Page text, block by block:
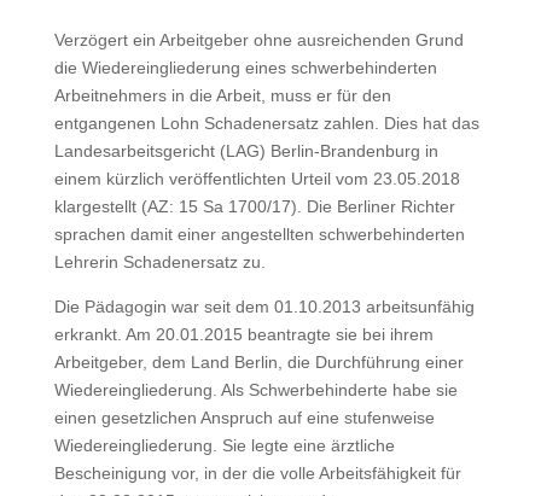
Verzögert ein Arbeitgeber ohne ausreichenden Grund
die Wiedereingliederung eines schwerbehinderten
Arbeitnehmers in die Arbeit, muss er für den
entgangenen Lohn Schadenersatz zahlen. Dies hat das
Landesarbeitsgericht (LAG) Berlin-Brandenburg in
einem kürzlich veröffentlichten Urteil vom 23.05.2018
klargestellt (AZ: 15 Sa 1700/17). Die Berliner Richter
sprachen damit einer angestellten schwerbehinderten
Lehrerin Schadenersatz zu.
Die Pädagogin war seit dem 01.10.2013 arbeitsunfähig
erkrankt. Am 20.01.2015 beantragte sie bei ihrem
Arbeitgeber, dem Land Berlin, die Durchführung einer
Wiedereingliederung. Als Schwerbehinderte habe sie
einen gesetzlichen Anspruch auf eine stufenweise
Wiedereingliederung. Sie legte eine ärztliche
Bescheinigung vor, in der die volle Arbeitsfähigkeit für